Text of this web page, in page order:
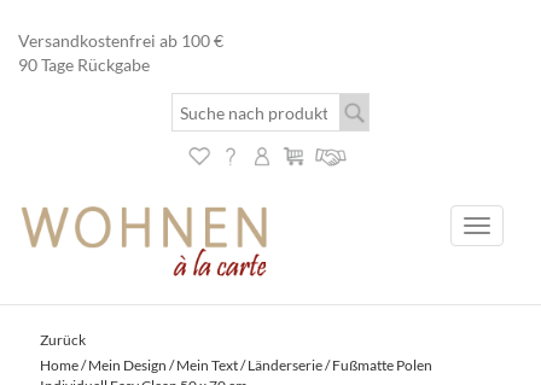
Versandkostenfrei ab 100 €
90 Tage Rückgabe
Toggle
Zurück
Home/Mein Design / Mein Text/Länderserie/ Fußmatte Polen